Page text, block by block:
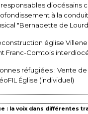
diocésains
à la
"Bernadette de
église
Franc-Comtois
réfugiées : Vente
Église (individuel)
: la voix dans différentes